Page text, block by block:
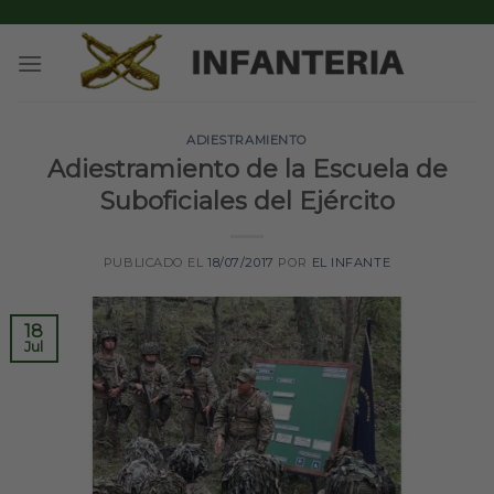
content
ADIESTRAMIENTO
Adiestramiento de la Escuela de
Suboficiales del Ejército
PUBLICADO EL18/07/2017 POR EL INFANTE
18
Jul